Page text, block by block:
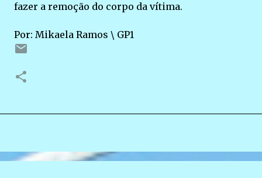
fazer a remoção do corpo da vítima.
Por: Mikaela Ramos \ GP1